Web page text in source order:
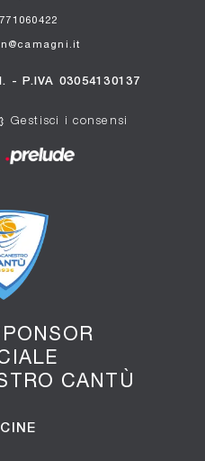
CANTÙ
- P.IVA 03054130137
Gestisci i consensi